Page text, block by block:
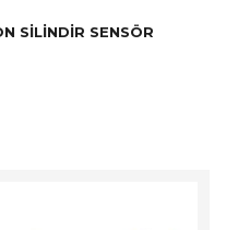
SILINDIR SENSÖR